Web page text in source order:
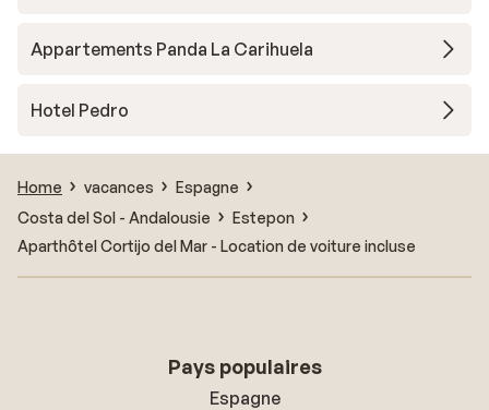
Appartements Panda La Carihuela
Hotel Pedro
Home vacances
Espagne
Costa del Sol - Andalousie
Estepon
Aparthôtel Cortijo del Mar - Location de voiture incluse
Pays populaires
Espagne